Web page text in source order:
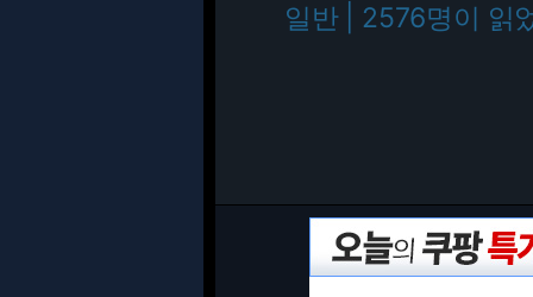
일반 | 2576명이 읽